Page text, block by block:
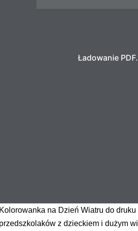
Ładowanie
na Dzień Wiatru do
z dzieckiem i dużym